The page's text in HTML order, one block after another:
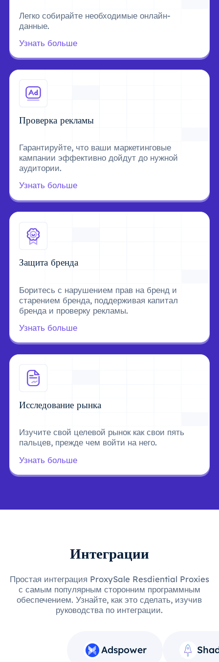
Легко собирайте необходимые онлайн-
данные.
Узнать больше
Проверка рекламы
Гарантируйте, что ваши маркетинговые
кампании эффективно дойдут до нужной
аудитории.
Узнать больше
Защита бренда
Боритесь с нарушением прав на бренд и
старением бренда, поддерживая капитал
бренда и проверку рекламы.
Узнать больше
Исследование рынка
Изучите свой целевой рынок как свои пять
пальцев, прежде чем войти на него.
Узнать больше
Интеграции
Простая интеграция ProxySale Resdiential Proxies
с самым популярным сторонним программным
обеспечением. Узнайте, как это сделать, изучив
руководства по интеграции.
Adspower